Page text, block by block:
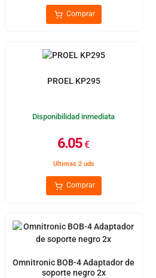
Comprar
PROEL KP295
Disponibilidad inmediata
6.05€
Ultimas 2 uds
Comprar
Omnitronic BOB-4 Adaptador de
soporte negro 2x